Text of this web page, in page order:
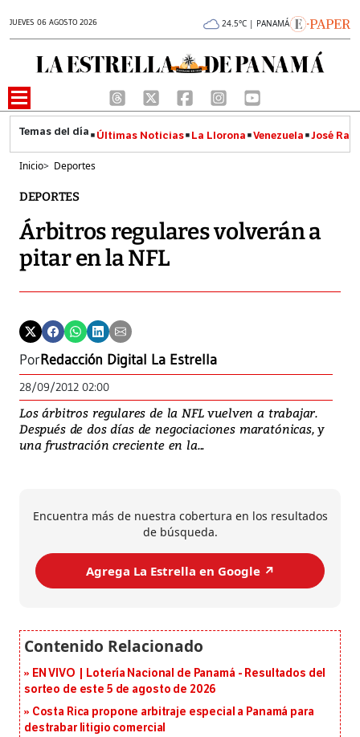
JUEVES 06 AGOSTO 2026 24.5°C | PANAMÁ
Últimas Noticias La Llorona Venezuela José
Inicio> Deportes
DEPORTES
Árbitros regulares volverán a
pitar en la NFL
PorRedacción Digital La Estrella
28/09/2012 02:00
Los árbitros regulares de la NFL vuelven a trabajar.
Después de dos días de negociaciones maratónicas, y
una frustración creciente en la...
Encuentra más de nuestra cobertura en los resultados
de búsqueda.
Agrega La Estrella en Google ↗️
EN VIVO | Lotería Nacional de Panamá - Resultados del
sorteo de este 5 de agosto de 2026
Costa Rica propone arbitraje especial a Panamá para
destrabar litigio comercial